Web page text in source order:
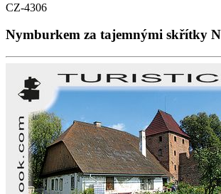
CZ-4306
Nymburkem za tajemnými skřítky